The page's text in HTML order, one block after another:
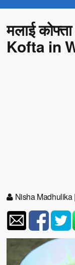
मलाई
Kofta in
Nisha Madhulika|